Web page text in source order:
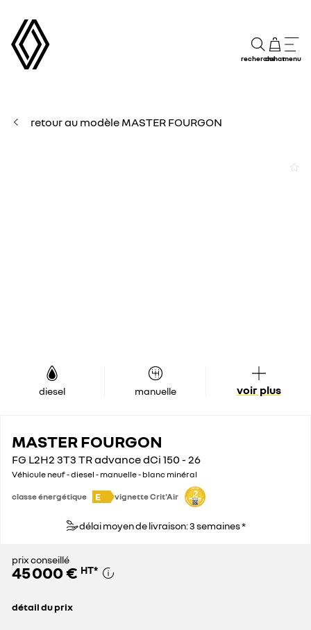
rechercheachatmenu
retour au modèle MASTER FOURGON
diesel manuelle voir plus
MASTER FOURGON
FG L2H2 3T3 TR advance dCi 150 - 26
Véhicule neuf - diesel - manuelle - blanc minéral
classe énergétique E vignette Crit'Air
délai moyen de livraison: 3 semaines *
prix conseillé
45 000 € HT*
détail du prix